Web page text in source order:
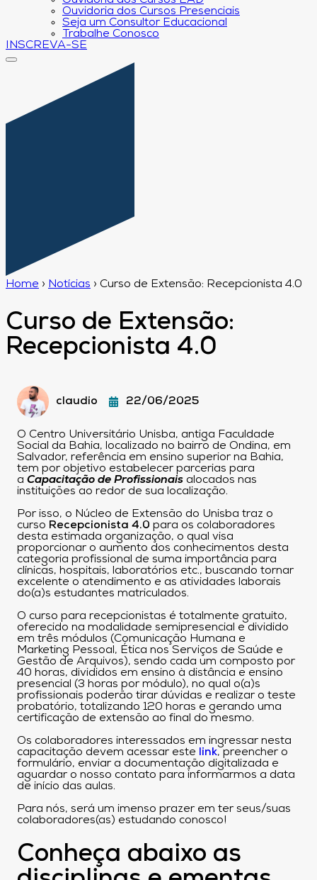
Ouvidoria dos Cursos Presenciais
Seja um Consultor Educacional
Trabalhe Conosco
INSCREVA-SE
Home › Notícias › Curso de Extensão: Recepcionista 4.0
Curso de Extensão:
Recepcionista 4.0
claudio 22/06/2025
O Centro Universitário Unisba, antiga Faculdade
Social da Bahia, localizado no bairro de Ondina, em
Salvador, referência em ensino superior na Bahia,
tem por objetivo estabelecer parcerias para
a Capacitação de Profissionais alocados nas
instituições ao redor de sua localização.
Por isso, o Núcleo de Extensão do Unisba traz o
curso Recepcionista 4.0 para os colaboradores
desta estimada organização, o qual visa
proporcionar o aumento dos conhecimentos desta
categoria profissional de suma importância para
clínicas, hospitais, laboratórios etc., buscando tornar
excelente o atendimento e as atividades laborais
do(a)s estudantes matriculados.
O curso para recepcionistas é totalmente gratuito,
oferecido na modalidade semipresencial e dividido
em três módulos (Comunicação Humana e
Marketing Pessoal, Ética nos Serviços de Saúde e
Gestão de Arquivos), sendo cada um composto por
40 horas, divididos em ensino à distância e ensino
presencial (3 horas por módulo), no qual o(a)s
profissionais poderão tirar dúvidas e realizar o teste
probatório, totalizando 120 horas e gerando uma
certificação de extensão ao final do mesmo.
Os colaboradores interessados em ingressar nesta
capacitação devem acessar este
link, preencher o
formulário, enviar a documentação digitalizada e
aguardar o nosso contato para informarmos a data
de início das aulas.
Para nós, será um imenso prazer em ter seus/suas
colaboradores(as) estudando conosco!
Conheça abaixo as